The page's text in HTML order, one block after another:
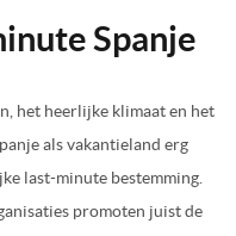
Spanje
het heerlijke klimaat en het
als vakantieland erg
last-minute bestemming.
promoten juist de